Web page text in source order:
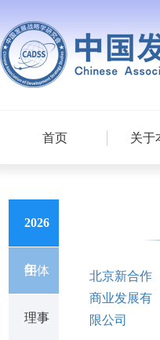
首页 关于
2026
年
团体
会员
理事
北京新合作
商业发展有
限公司